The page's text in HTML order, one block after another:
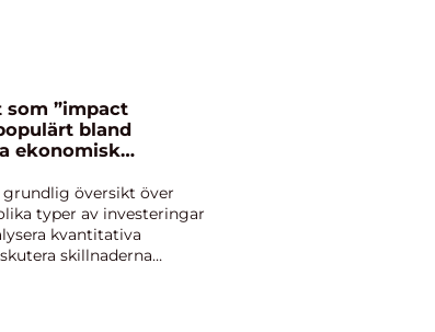
som ”impact
bland
ekonomisk
översikt över
typer av investeringar
kvantitativa
skillnaderna